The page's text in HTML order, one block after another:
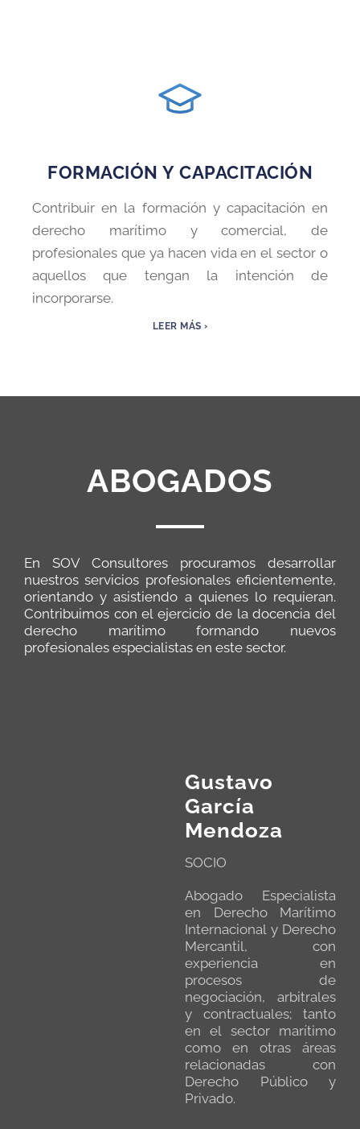
FORMACIÓN Y CAPACITACIÓN
Contribuir en la formación y capacitación en
derecho marítimo y comercial, de
profesionales que ya hacen vida en el sector o
aquellos que tengan la intención de
incorporarse.
LEER MÁS
ABOGADOS
En SOV Consultores procuramos desarrollar
nuestros servicios profesionales eficientemente,
orientando y asistiendo a quienes lo requieran.
Contribuimos con el ejercicio de la docencia del
derecho marítimo formando nuevos
profesionales especialistas en este sector.
Gustavo
García
Mendoza
SOCIO
Abogado Especialista
en Derecho Marítimo
Internacional y Derecho
Mercantil, con
experiencia en
procesos de
negociación, arbitrales
y contractuales; tanto
en el sector marítimo
como en otras áreas
relacionadas con
Derecho Público y
Privado.